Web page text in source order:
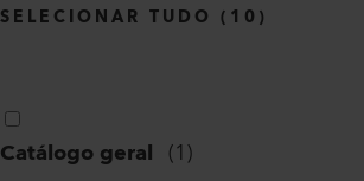
SELECIONAR TUDO ( 10 )
Catálogo geral (1)